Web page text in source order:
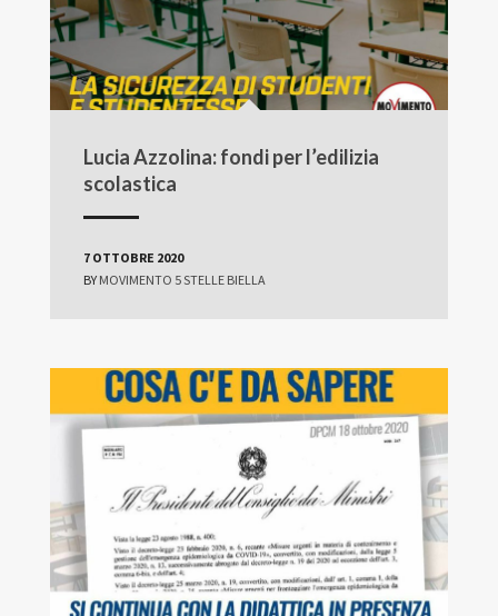
Lucia Azzolina: fondi per l’edilizia
scolastica
7 OTTOBRE 2020
BY MOVIMENTO 5 STELLE BIELLA